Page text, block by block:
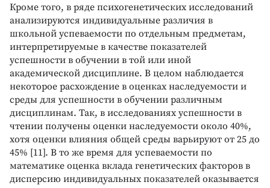
Кроме того, в ряде психогенетических исследований
анализируются индивидуальные различия в
школьной успеваемости по отдельным предметам,
интерпретируемые в качестве показателей
успешности в обучении в той или иной
академической дисциплине. В целом наблюдается
некоторое расхождение в оценках наследуемости и
среды для успешности в обучении различным
дисциплинам. Так, в исследованиях успешности в
чтении получены оценки наследуемости около 40%,
хотя оценки влияния общей среды варьируют от 25 до
45% [11]. В то же время для успеваемости по
математике оценка вклада генетических факторов в
дисперсию индивидуальных показателей оказывается